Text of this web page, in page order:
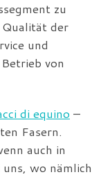
zu
Qualität der
und
von
di equino –
Fasern.
auch in
wo nämlich